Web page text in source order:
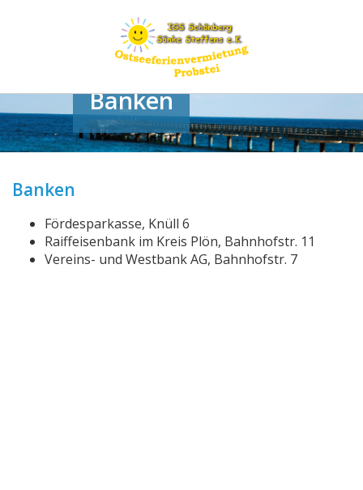
Banken
Banken
Fördesparkasse, Knüll 6
Raiffeisenbank im Kreis Plön, Bahnhofstr. 11
Vereins- und Westbank AG, Bahnhofstr. 7